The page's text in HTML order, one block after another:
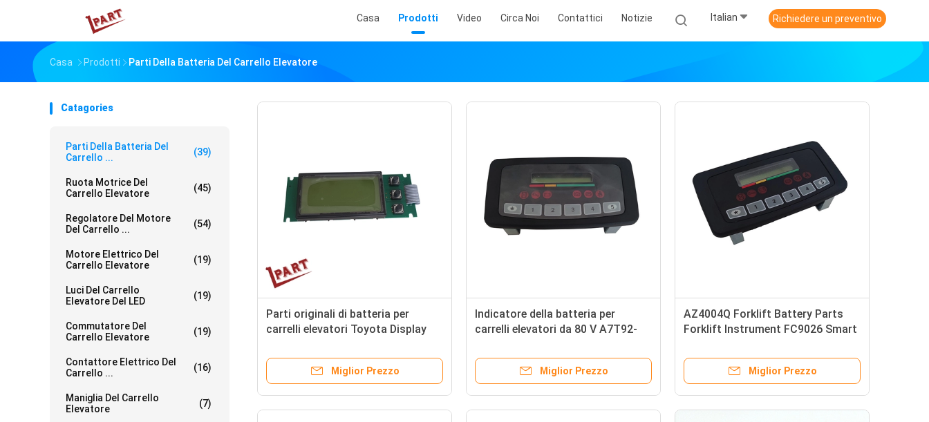
Casa Prodotti Video Circa Noi Contattici Notizie Italian Richiedere un preventivo
Casa Prodotti Parti Della Batteria Del Carrello Elevatore
Catagories
Parti Della Batteria Del
Carrello ...
(39)
Ruota Motrice Del
Carrello Elevatore
(45)
Regolatore Del Motore
Del Carrello ...
(54)
Motore Elettrico Del
Carrello Elevatore
(19)
Luci Del Carrello
Elevatore Del LED
(19)
Commutatore Del
Carrello Elevatore
(19)
Contattore Elettrico Del
Carrello ...
(16)
Maniglia Del Carrello
Elevatore
(7)
Parti originali di batteria per
carrelli elevatori Toyota Display
Miglior Prezzo
Indicatore della batteria per
carrelli elevatori da 80 V A7T92-
Miglior Prezzo
AZ4004Q Forklift Battery Parts
Forklift Instrument FC9026 Smart
Miglior Prezzo